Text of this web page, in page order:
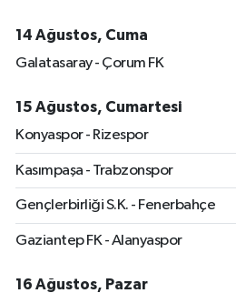
14 Ağustos, Cuma
Galatasaray - Çorum FK
15 Ağustos, Cumartesi
Konyaspor - Rizespor
Kasımpaşa - Trabzonspor
Gençlerbirliği S.K. - Fenerbahçe
Gaziantep FK - Alanyaspor
16 Ağustos, Pazar